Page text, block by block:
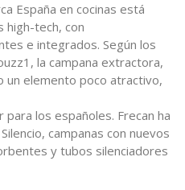
España en cocinas está
high-tech, con
e integrados. Según los
la campana extractora,
un elemento poco atractivo,
los españoles. Frecan ha
campanas con nuevos
y tubos silenciadores